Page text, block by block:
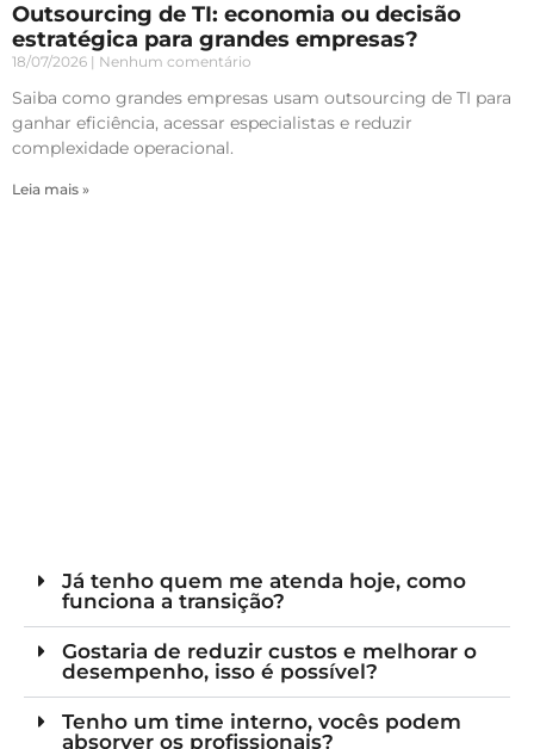
Outsourcing de TI: economia ou decisão
estratégica para grandes empresas?
18/07/2026 Nenhum comentário
Saiba como grandes empresas usam outsourcing de TI para
ganhar eficiência, acessar especialistas e reduzir
complexidade operacional.
Leia mais »
Já tenho quem me atenda hoje, como
funciona a transição?
Gostaria de reduzir custos e melhorar o
desempenho, isso é possível?
Tenho um time interno, vocês podem
absorver os profissionais?